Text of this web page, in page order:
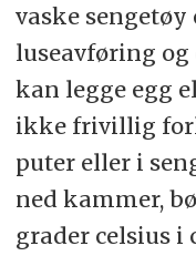
vaske
luseavføring og
kan legge egg
ikke frivillig
puter eller i
ned kammer,
grader celsius